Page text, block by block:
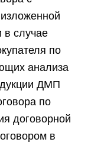
в случае
по
анализа
ДМП
по
договорной
в